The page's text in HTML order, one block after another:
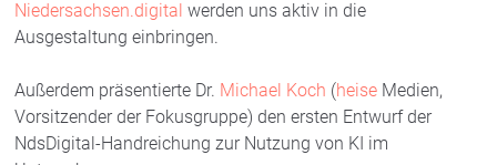
Niedersachsen.digital werden uns aktiv in die
Ausgestaltung einbringen.
Außerdem präsentierte Dr. Michael Koch (heise Medien,
Vorsitzender der Fokusgruppe) den ersten Entwurf der
NdsDigital-Handreichung zur Nutzung von KI im